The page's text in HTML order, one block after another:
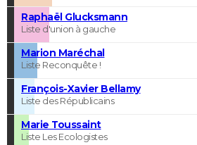
Raphaël Glucksmann
Liste d'union à gauche
Marion Maréchal
Liste Reconquête !
François-Xavier Bellamy
Liste des Républicains
Marie Toussaint
Liste Les Ecologistes